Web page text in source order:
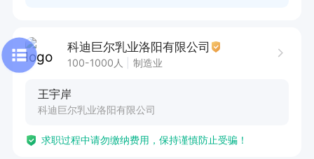
科迪巨尔乳业洛阳有限公司
100-1000人 制造业
王宇岸
科迪巨尔乳业洛阳有限公司
求职过程中请勿缴纳费用，保持谨慎防止受骗！